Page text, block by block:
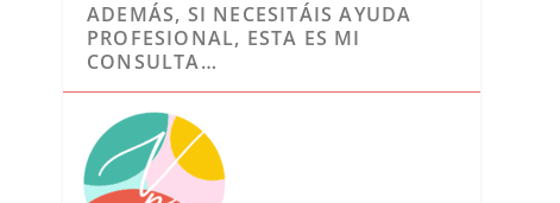
ADEMÁS, SI NECESITÁIS AYUDA
PROFESIONAL, ESTA ES MI
CONSULTA…